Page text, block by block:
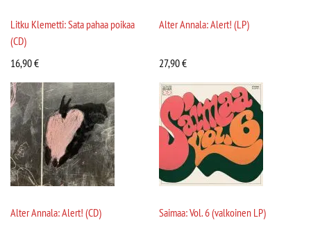
Litku Klemetti: Sata pahaa poikaa
(CD)
16,90€
Alter Annala: Alert! (LP)
27,90€
Alter Annala: Alert! (CD)
Saimaa: Vol. 6 (valkoinen LP)